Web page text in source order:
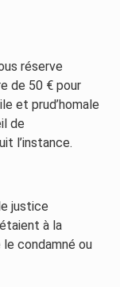
réserve
de 50 € pour
et prud’homale
de
l’instance.
justice
à la
condamné ou